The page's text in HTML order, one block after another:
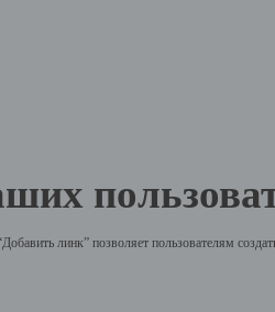
линк” позволяет пользователям